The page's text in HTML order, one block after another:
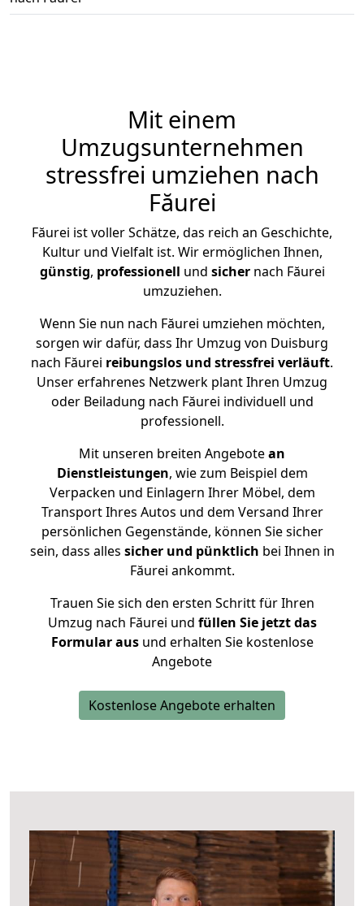
Mit einem
Umzugsunternehmen
stressfrei umziehen nach
Făurei
Făurei ist voller Schätze, das reich an Geschichte,
Kultur und Vielfalt ist. Wir ermöglichen Ihnen,
günstig, professionell und sichernach Făurei
umzuziehen.
Wenn Sie nun nach Făurei umziehen möchten,
sorgen wir dafür, dass Ihr Umzug von Duisburg
nach Făurei reibungslos und stressfrei verläuft.
Unser erfahrenes Netzwerk plant Ihren Umzug
oder Beiladung nach Făurei individuell und
professionell.
Mit unseren breiten Angebotean
Dienstleistungen, wie zum Beispiel dem
Verpacken und Einlagern Ihrer Möbel, dem
Transport Ihres Autos und dem Versand Ihrer
persönlichen Gegenstände, können Sie sicher
sein, dass alles sicher und pünktlich bei Ihnen in
Făurei ankommt.
Trauen Sie sich den ersten Schritt für Ihren
Umzug nach Făurei und füllen Sie jetzt das
Formular ausund erhalten Sie kostenlose
Angebote
Kostenlose Angebote erhalten